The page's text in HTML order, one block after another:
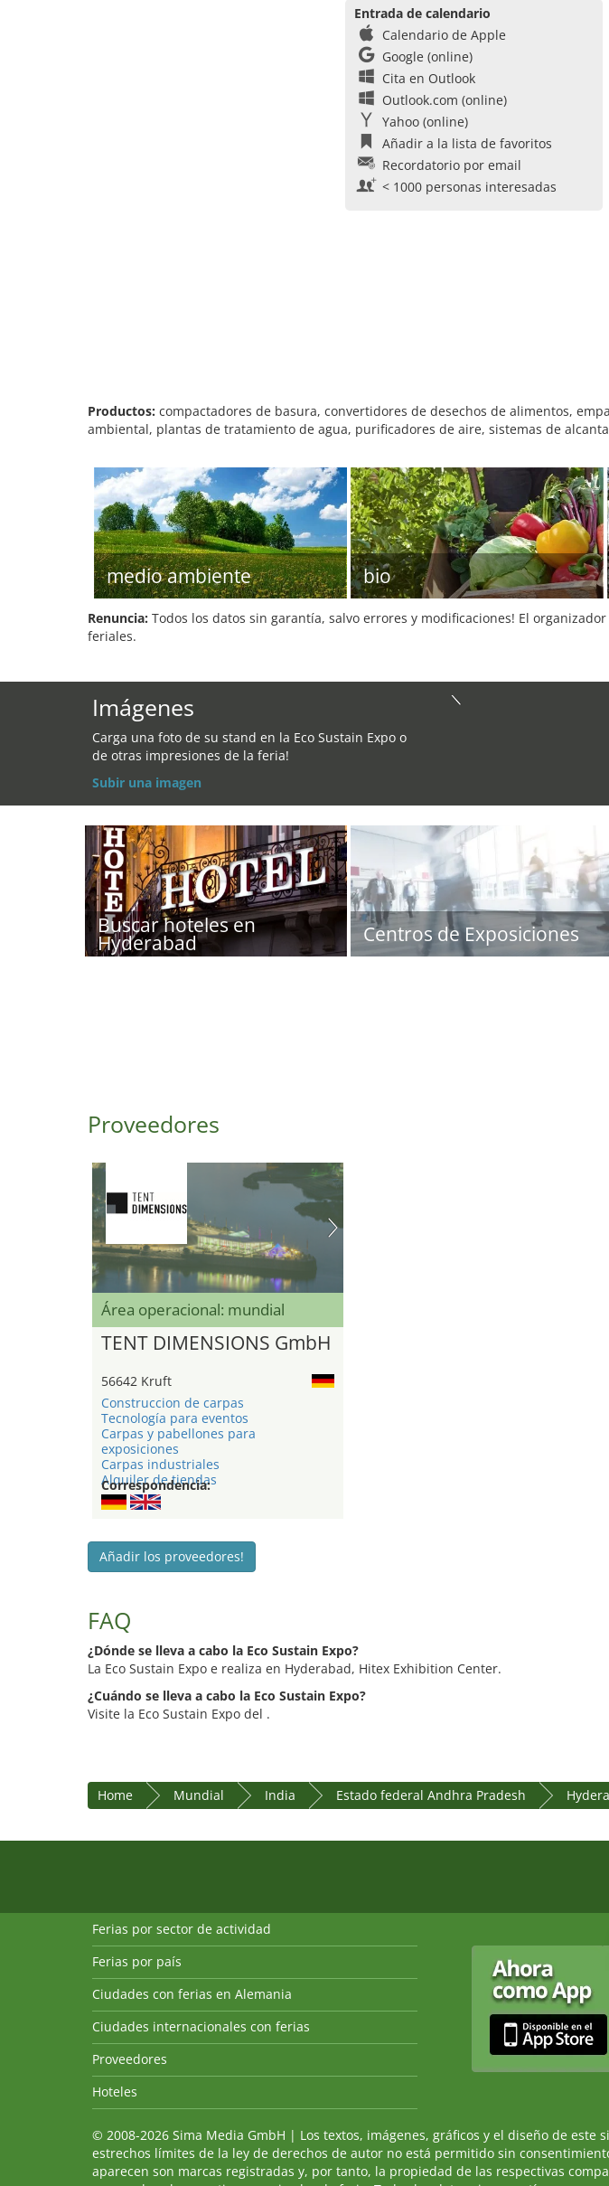
Entrada de calendario
Calendario de Apple
Google (online)
Cita en Outlook
Outlook.com (online)
Yahoo (online)
Añadir a la lista de favoritos
Recordatorio por email
< 1000 personas interesadas
Productos: compactadores de basura, convertidores de desechos de alimentos,
ambiental, plantas de tratamiento de agua, purificadores de aire, sistemas de
medio ambiente bio
Renuncia: Todos los datos sin garantía, salvo errores y modificaciones! El
feriales.
Imágenes
Carga una foto de su stand en la Eco Sustain Expo o
de otras impresiones de la feria!
Subir una imagen
Buscar hoteles en
Hyderabad Centros de Exposiciones
Proveedores
Área operacional: mundial
TENT DIMENSIONS GmbH
56642 Kruft
Construccion de carpas
Tecnología para eventos
Carpas y pabellones para
exposiciones
Carpas industriales
Alquiler de tiendas
Correspondencia:
Añadir los proveedores!
FAQ
¿Dónde se lleva a cabo la Eco Sustain Expo?
La Eco Sustain Expo e realiza en Hyderabad, Hitex Exhibition Center.
¿Cuándo se lleva a cabo la Eco Sustain Expo?
Visite la Eco Sustain Expo del .
Home Mundial India Estado federal Andhra Pradesh
Ferias por sector de actividad
Ferias por país
Ciudades con ferias en Alemania
Ciudades internacionales con ferias
Proveedores
Hoteles
© 2008-2026 Sima Media GmbH | Los textos, imágenes, gráficos y el diseño de
estrechos límites de la ley de derechos de autor no está permitido sin
aparecen son marcas registradas y, por tanto, la propiedad de las respectivas